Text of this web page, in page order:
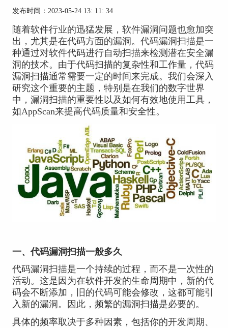
发布时间：2023-05-24 13: 11: 34
随着软件行业的迅猛发展，软件漏洞问题也愈加突
出，尤其是在代码方面的漏洞。代码漏洞扫描是一
种通过对软件代码进行自动扫描来检测潜在安全漏
洞的技术。由于代码扫描的复杂性和工作量，代码
漏洞扫描通常需要一定的时间来完成。我们会深入
研究这个重要的主题，特别是在我们的数字世界
中，漏洞扫描的重要性以及如何有效地使用工具，
如AppScan来提高代码质量和安全性。
一、代码漏洞扫描一般多久
代码漏洞扫描是一个持续的过程，而不是一次性的
活动。这是因为在软件开发的生命周期中，新的代
码会不断添加，旧的代码可能会修改，这都可能引
入新的漏洞。因此，频繁的漏洞扫描是必要的。
具体的频率取决于多种因素，包括你的开发周期、